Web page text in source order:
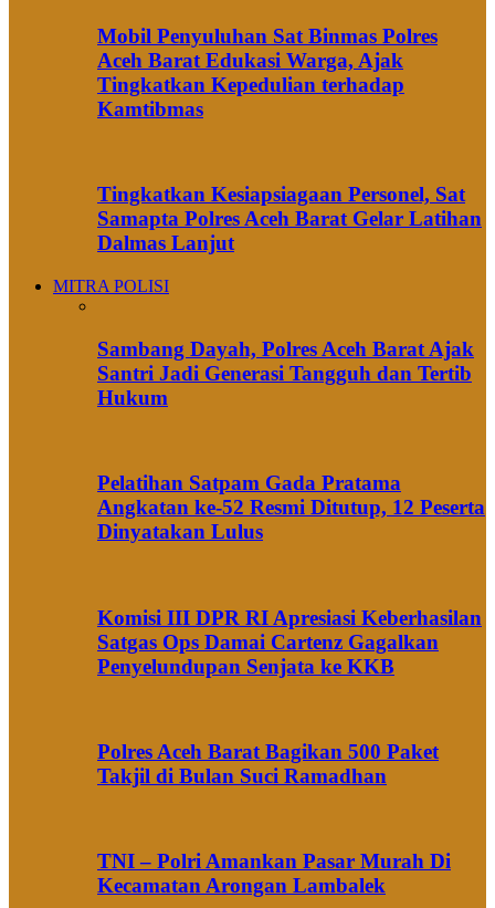
Mobil Penyuluhan Sat Binmas Polres
Aceh Barat Edukasi Warga, Ajak
Tingkatkan Kepedulian terhadap
Kamtibmas
Tingkatkan Kesiapsiagaan Personel, Sat
Samapta Polres Aceh Barat Gelar Latihan
Dalmas Lanjut
MITRA POLISI
Sambang Dayah, Polres Aceh Barat Ajak
Santri Jadi Generasi Tangguh dan Tertib
Hukum
Pelatihan Satpam Gada Pratama
Angkatan ke-52 Resmi Ditutup, 12 Peserta
Dinyatakan Lulus
Komisi III DPR RI Apresiasi Keberhasilan
Satgas Ops Damai Cartenz Gagalkan
Penyelundupan Senjata ke KKB
Polres Aceh Barat Bagikan 500 Paket
Takjil di Bulan Suci Ramadhan
TNI – Polri Amankan Pasar Murah Di
Kecamatan Arongan Lambalek